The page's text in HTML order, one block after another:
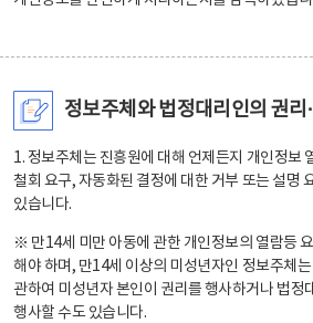
정보주체와 법정대리인의 권리
1. 정보주체는 진흥원에 대해 언제든지 개인정보
철회 요구, 자동화된 결정에 대한 거부 또는 설명
있습니다.
※ 만14세 미만 아동에 관한 개인정보의 열람등
해야 하며, 만14세 이상의 미성년자인 정보주체
관하여 미성년자 본인이 권리를 행사하거나 법정
행사할 수도 있습니다.